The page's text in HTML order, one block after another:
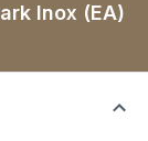
Inox (EA)